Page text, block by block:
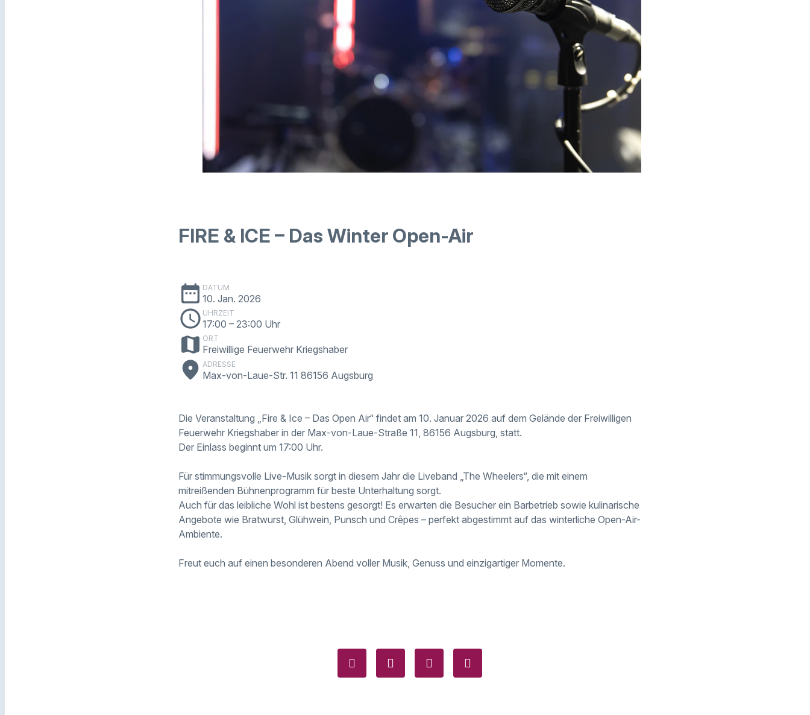
FIRE & ICE – Das Winter Open-Air
date_range DATUM
10. Jan. 2026
schedule UHRZEIT
17:00 – 23:00 Uhr
map ORT
Freiwillige Feuerwehr Kriegshaber
place ADRESSE
Max-von-Laue-Str. 11 86156 Augsburg
Die Veranstaltung „Fire & Ice – Das Open Air“ findet am 10. Januar 2026 auf dem Gelände der Freiwilligen
Feuerwehr Kriegshaber in der Max-von-Laue-Straße 11, 86156 Augsburg, statt.
Der Einlass beginnt um 17:00 Uhr.
Für stimmungsvolle Live-Musik sorgt in diesem Jahr die Liveband „The Wheelers“, die mit einem
mitreißenden Bühnenprogramm für beste Unterhaltung sorgt.
Auch für das leibliche Wohl ist bestens gesorgt! Es erwarten die Besucher ein Barbetrieb sowie kulinarische
Angebote wie Bratwurst, Glühwein, Punsch und Crêpes – perfekt abgestimmt auf das winterliche Open-Air-
Ambiente.
Freut euch auf einen besonderen Abend voller Musik, Genuss und einzigartiger Momente.